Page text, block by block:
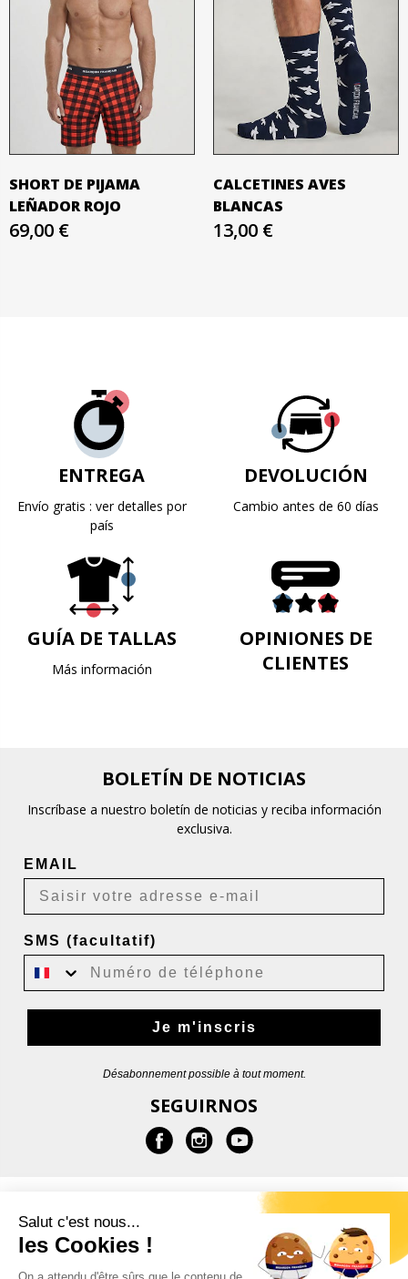
SHORT DE PIJAMA
LEÑADOR ROJO
69,00 €
CALCETINES AVES
BLANCAS
13,00 €
ENTREGA
Envío gratis : ver detalles por
país
DEVOLUCIÓN
Cambio antes de 60 días
GUÍA DE TALLAS
Más información
OPINIONES DE
CLIENTES
BOLETÍN DE NOTICIAS
Inscríbase a nuestro boletín de noticias y reciba información
exclusiva.
EMAIL
SMS (facultatif)
Je m'inscris
Désabonnement possible à tout moment.
SEGUIRNOS
AYUDA
Salut c'est nous...
les Cookies !